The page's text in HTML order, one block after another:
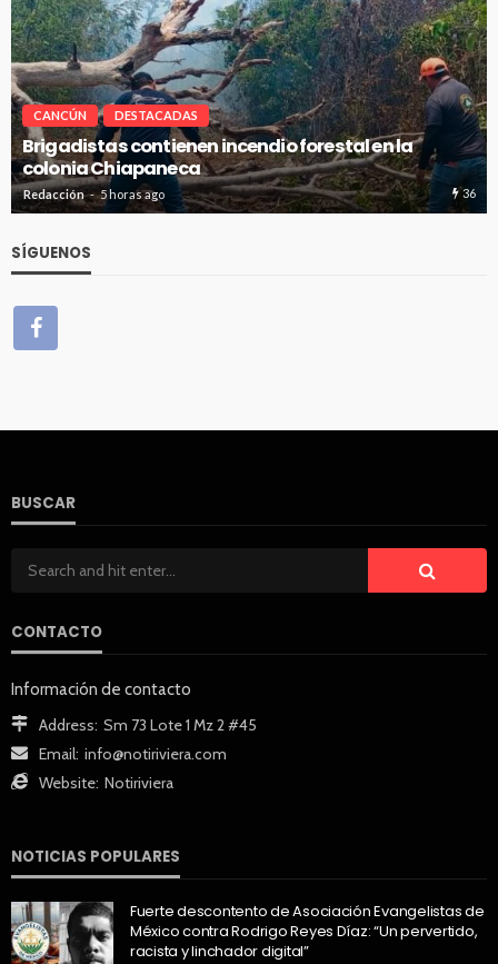
forestal en la
36
CANCÚN DESTACADAS
Avanza en tiempo y forma la
de absorción en Cancún
Redacción 5 horas ago
SÍGUENOS
BUSCAR
CONTACTO
Información de contacto
Address: Sm 73 Lote 1 Mz 2 #45
Email: info@notiriviera.com
Website: Notiriviera
NOTICIAS POPULARES
Fuerte descontento de Asociación Evangelistas de
México contra Rodrigo Reyes Díaz: “Un pervertido,
racista y linchador digital”